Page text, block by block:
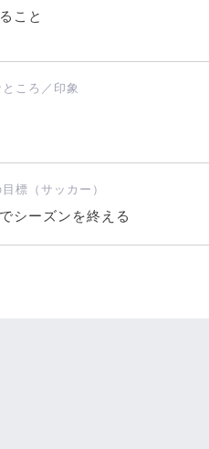
こと
ころ／印象
標（サッカー）
シーズンを終える